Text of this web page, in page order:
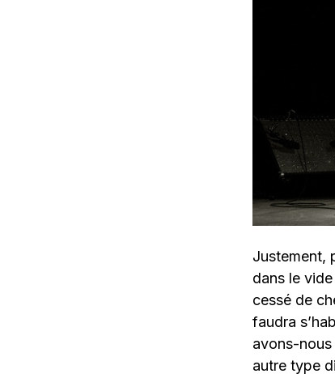
Justement,
dans le
cessé de
faudra
avons-
autre type